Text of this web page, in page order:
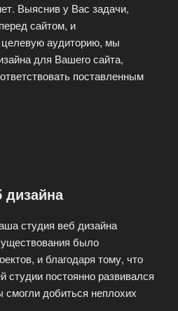
Выяснив у Вас задачи,
сайтом, и
аудиторию, мы
для Вашего сайта,
поставленным
дизайна
студия веб дизайна
было
и благодаря тому, что
студии постоянно развивался
добиться неплохих